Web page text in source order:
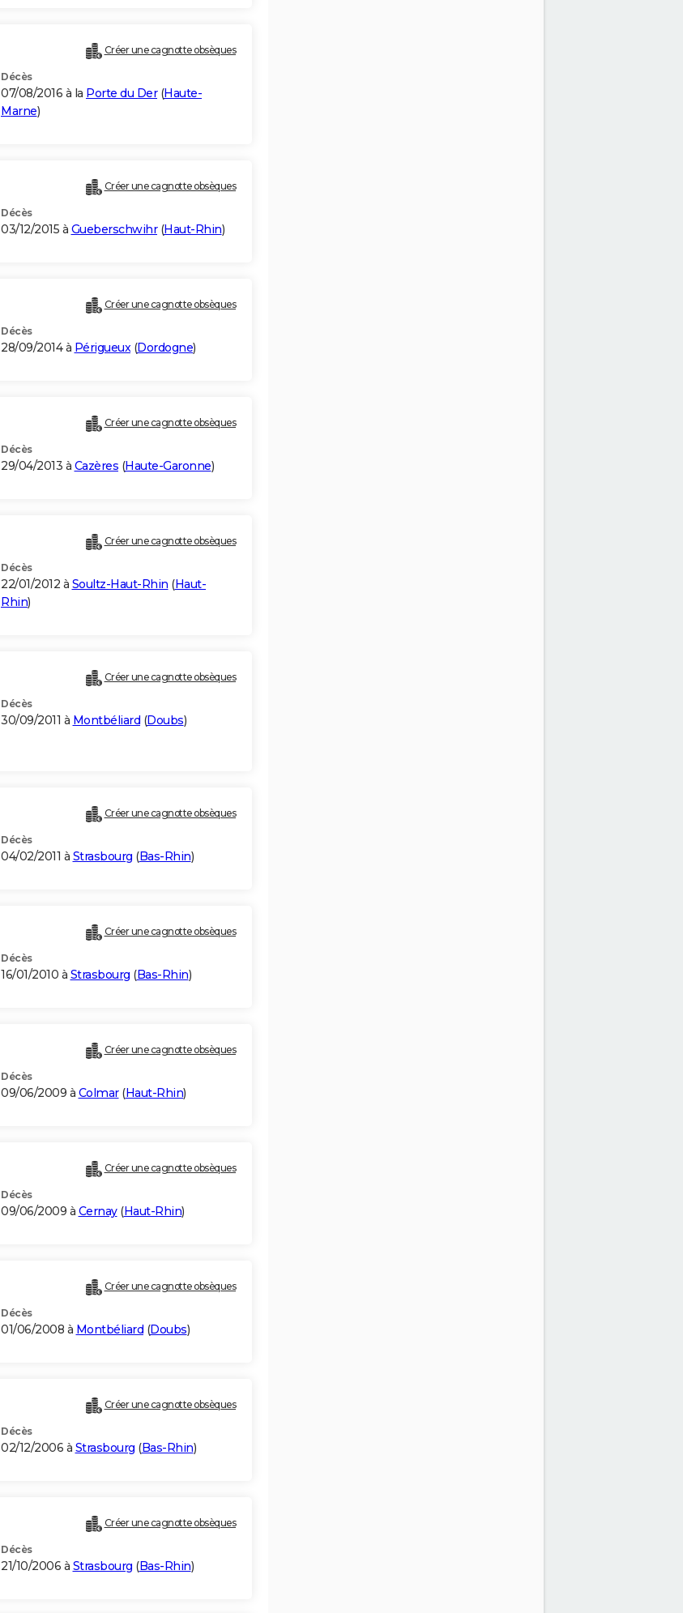
Créer une cagnotte obsèques
Décès
07/08/2016 à la Porte du Der(Haute-
Marne)
Créer une cagnotte obsèques
Décès
03/12/2015 à Gueberschwihr(Haut-Rhin)
Créer une cagnotte obsèques
Décès
28/09/2014 à Périgueux(Dordogne)
Créer une cagnotte obsèques
Décès
29/04/2013 à Cazères (Haute-Garonne)
Créer une cagnotte obsèques
Décès
22/01/2012 à Soultz-Haut-Rhin (Haut-
Rhin)
Créer une cagnotte obsèques
Décès
30/09/2011 à Montbéliard (Doubs)
Créer une cagnotte obsèques
Décès
04/02/2011 à Strasbourg (Bas-Rhin)
Créer une cagnotte obsèques
Décès
16/01/2010 à Strasbourg (Bas-Rhin)
Créer une cagnotte obsèques
Décès
09/06/2009 à Colmar(Haut-Rhin)
Créer une cagnotte obsèques
Décès
09/06/2009 à Cernay(Haut-Rhin)
Créer une cagnotte obsèques
Décès
01/06/2008 à Montbéliard (Doubs)
Créer une cagnotte obsèques
Décès
02/12/2006 à Strasbourg (Bas-Rhin)
Créer une cagnotte obsèques
Décès
21/10/2006 à Strasbourg (Bas-Rhin)